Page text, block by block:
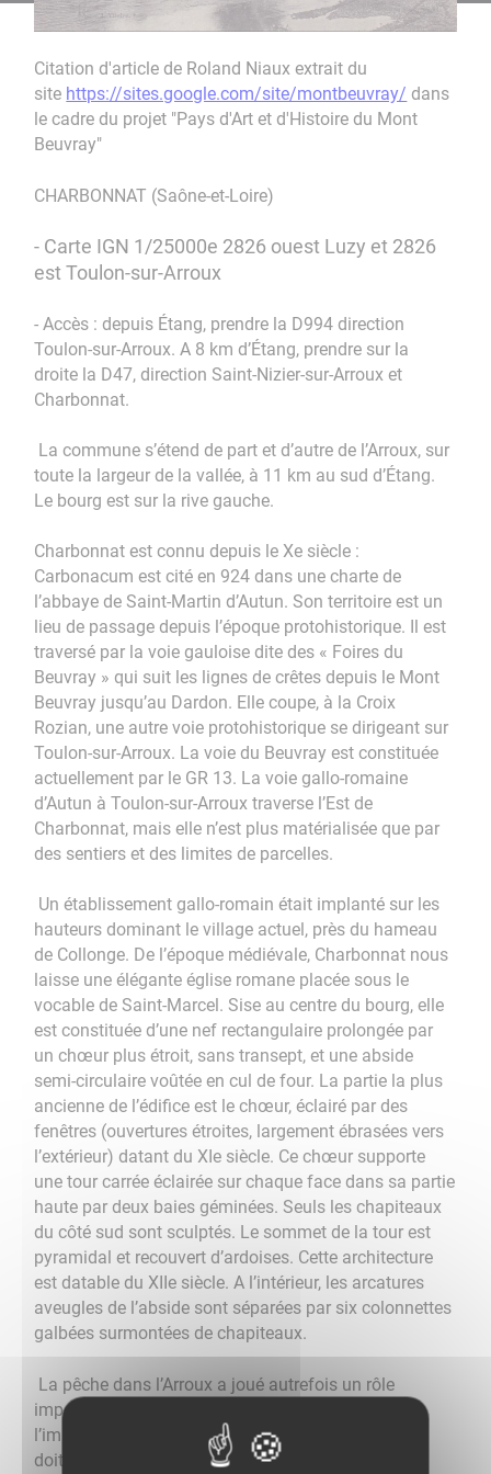
Citation d'article de Roland Niaux extrait du
site https://sites.google.com/site/montbeuvray/ dans
le cadre du projet "Pays d'Art et d'Histoire du Mont
Beuvray"
CHARBONNAT (Saône-et-Loire)
- Carte IGN 1/25000e 2826 ouest Luzy et 2826
est Toulon-sur-Arroux
- Accès : depuis Étang, prendre la D994 direction
Toulon-sur-Arroux. A 8 km d’Étang, prendre sur la
droite la D47, direction Saint-Nizier-sur-Arroux et
Charbonnat.
La commune s’étend de part et d’autre de l’Arroux, sur
toute la largeur de la vallée, à 11 km au sud d’Étang.
Le bourg est sur la rive gauche.
Charbonnat est connu depuis le Xe siècle :
Carbonacum est cité en 924 dans une charte de
l’abbaye de Saint-Martin d’Autun. Son territoire est un
lieu de passage depuis l’époque protohistorique. Il est
traversé par la voie gauloise dite des « Foires du
Beuvray » qui suit les lignes de crêtes depuis le Mont
Beuvray jusqu’au Dardon. Elle coupe, à la Croix
Rozian, une autre voie protohistorique se dirigeant sur
Toulon-sur-Arroux. La voie du Beuvray est constituée
actuellement par le GR 13. La voie gallo-romaine
d’Autun à Toulon-sur-Arroux traverse l’Est de
Charbonnat, mais elle n’est plus matérialisée que par
des sentiers et des limites de parcelles.
Un établissement gallo-romain était implanté sur les
hauteurs dominant le village actuel, près du hameau
de Collonge. De l’époque médiévale, Charbonnat nous
laisse une élégante église romane placée sous le
vocable de Saint-Marcel. Sise au centre du bourg, elle
est constituée d’une nef rectangulaire prolongée par
un chœur plus étroit, sans transept, et une abside
semi-circulaire voûtée en cul de four. La partie la plus
ancienne de l’édifice est le chœur, éclairé par des
fenêtres (ouvertures étroites, largement ébrasées vers
l’extérieur) datant du XIe siècle. Ce chœur supporte
une tour carrée éclairée sur chaque face dans sa partie
haute par deux baies géminées. Seuls les chapiteaux
du côté sud sont sculptés. Le sommet de la tour est
pyramidal et recouvert d’ardoises. Cette architecture
est datable du XIIe siècle. A l’intérieur, les arcatures
aveugles de l’abside sont séparées par six colonnettes
galbées surmontées de chapiteaux.
La pêche dans l’Arroux a joué autrefois un rôle
important. En 1645, un recensement destiné à
l’imposition relève pour Charbonnat 42 feux, ce qui
doit correspondre à environ 200 habitants, parmi